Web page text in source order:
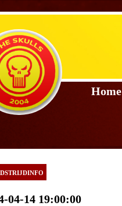
Home
04-14 19:00:00